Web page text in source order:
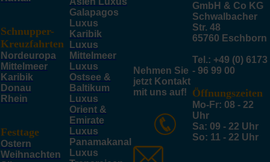
Schnupper-
Kreuzfahrten
Nordeuropa
Mittelmeer
Karibik
Donau
Rhein
Festtage
Ostern
Weihnachten
Galapagos
Luxus
Karibik
Luxus
Mittelmeer
Luxus
Ostsee &
Baltikum
Luxus
Orient &
Emirate
Luxus
Panamakanal
Luxus
Nehmen Sie
jetzt Kontakt
mit uns auf!
GmbH & Co KG
Schwalbacher
Str. 48
65760 Eschborn
Tel.: +49 (0) 6173
- 96 99 00
Öffnungszeiten
Mo-Fr: 08 - 22
Uhr
Sa: 09 - 22 Uhr
So: 11 - 22 Uhr